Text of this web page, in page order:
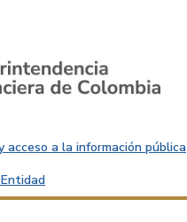
acceso a la información pública